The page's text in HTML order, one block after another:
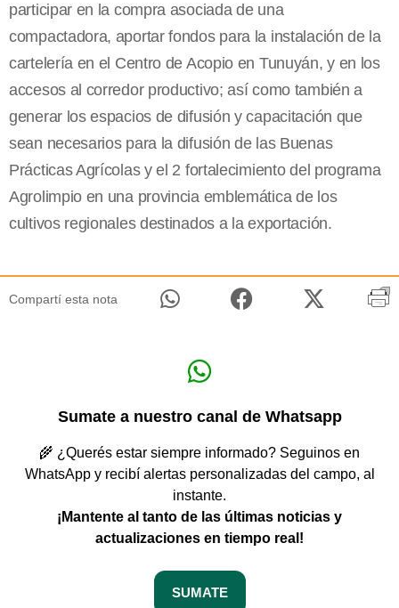
participar en la compra asociada de una
compactadora, aportar fondos para la instalación de la
cartelería en el Centro de Acopio en Tunuyán, y en los
accesos al corredor productivo; así como también a
generar los espacios de difusión y capacitación que
sean necesarios para la difusión de las Buenas
Prácticas Agrícolas y el 2 fortalecimiento del programa
Agrolimpio en una provincia emblemática de los
cultivos regionales destinados a la exportación.
Compartí esta nota
Sumate a nuestro canal de Whatsapp
🌾 ¿Querés estar siempre informado? Seguinos en
WhatsApp y recibí alertas personalizadas del campo, al
instante.
¡Mantente al tanto de las últimas noticias y
actualizaciones en tiempo real!
SUMATE